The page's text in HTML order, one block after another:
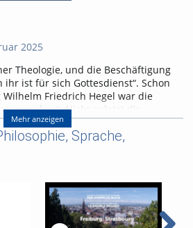
2025
Theologie, und die Beschäftigung
ist für sich Gottesdienst“. Schon
Wilhelm Friedrich Hegel war die
provokant. Nicht zuletzt die
die Französische Revolution
Industrialisierung
Wissenschaft und Technik ließen
gesellschaftliche Zusammenhalt
Die neuzeitliche
bieten und in der aktuellen
Mehr anzeigen
Sprache,